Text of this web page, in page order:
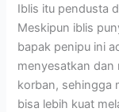
Iblis itu pendusta
Meskipun iblis
bapak penipu ini
menyesatkan dan
korban, sehingga
bisa lebih kuat